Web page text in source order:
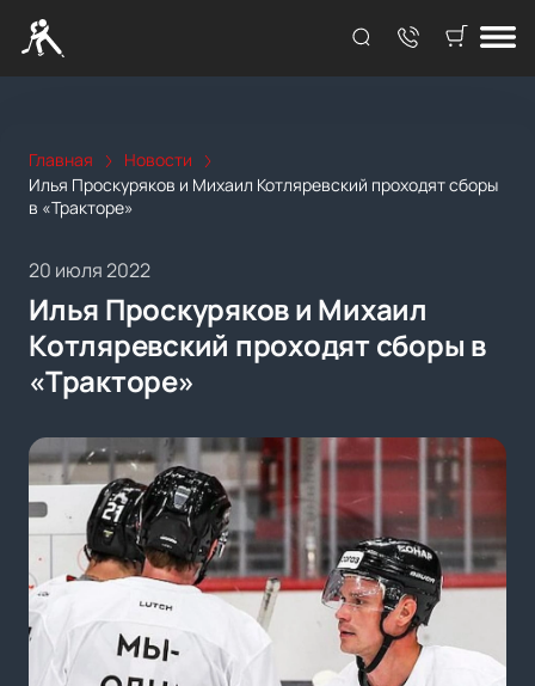
Главная
Новости
Илья Проскуряков и Михаил Котляревский проходят сборы
в «Тракторе»
20 июля 2022
Илья Проскуряков и Михаил
Котляревский проходят сборы в
«Тракторе»